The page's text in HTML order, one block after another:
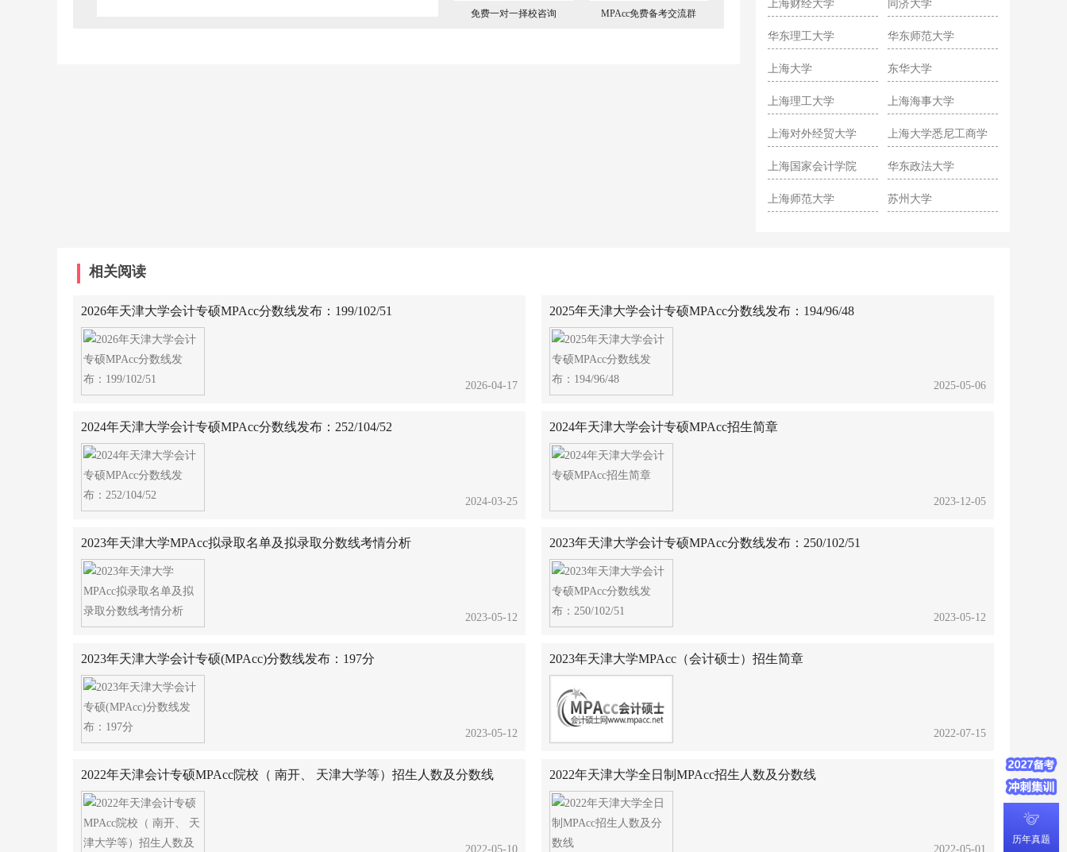
免费一对一择校咨询 MPAcc免费备考交流群
上海财经大学 同济大学
华东理工大学 华东师范大学
上海大学 东华大学
上海理工大学 上海海事大学
上海对外经贸大学
上海大学悉尼工商学
上海国家会计学院 华东政法大学
上海师范大学 苏州大学
相关阅读
2026年天津大学会计专硕MPAcc分数线发布：199/102/51
2026-04-17
2025年天津大学会计专硕MPAcc分数线发布：194/96/48
2025-05-06
2024年天津大学会计专硕MPAcc分数线发布：252/104/52
2024-03-25
2024年天津大学会计专硕MPAcc招生简章
2023-12-05
2023年天津大学MPAcc拟录取名单及拟录取分数线考情分析
2023-05-12
2023年天津大学会计专硕MPAcc分数线发布：250/102/51
2023-05-12
2023年天津大学会计专硕(MPAcc)分数线发布：197分
2023-05-12
2023年天津大学MPAcc（会计硕士）招生简章
2022-07-15
2022年天津会计专硕MPAcc院校（ 南开、 天津大学等）招生人数及分数线
2022-05-10
2022年天津大学全日制MPAcc招生人数及分数线
2022-05-01
历年真题